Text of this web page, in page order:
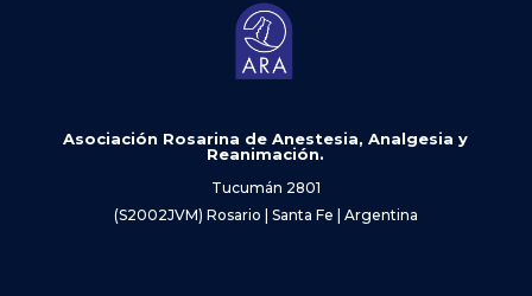
Asociación Rosarina de Anestesia, Analgesia y
Reanimación.
Tucumán 2801
(S2002JVM) Rosario | Santa Fe | Argentina